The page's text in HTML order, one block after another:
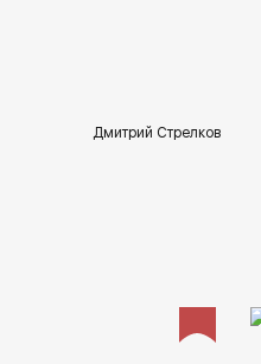
Дмитрий Стрелков